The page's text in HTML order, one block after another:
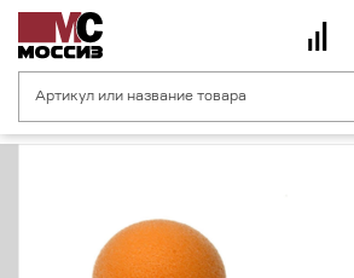
Главная страница Средства